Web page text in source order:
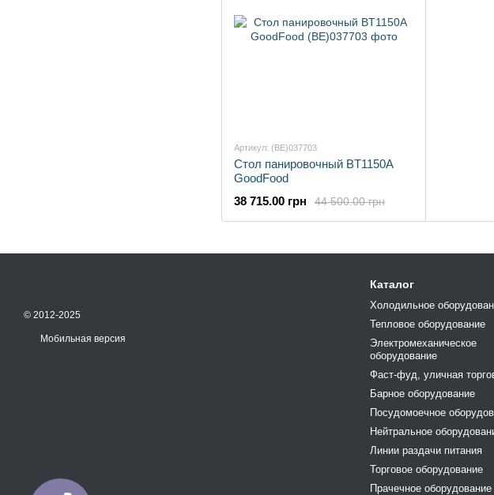
Артикул: (BE)037703
Стол панировочный BT1150A
GoodFood
44 500.00 грн
38 715.00 грн
© 2012-2025
Мобильная версия
Каталог
Холодильное
Тепловое оборудование
Электромеханическое
оборудование
Фаст-фуд, уличная
Барное оборудование
Посудомоечное
Нейтральное
Линии раздачи питания
Торговое оборудование
Прачечное оборудование